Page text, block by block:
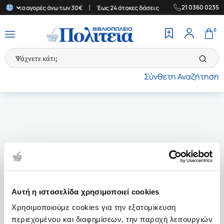
Αυτή η ιστοσελίδα χρησιμοποιεί cookies
Χρησιμοποιούμε cookies για την εξατομίκευση
περιεχομένου και διαφημίσεων, την παροχή λειτουργιών
για αγορές άνω των 30€ Έως 24 άτοκες δόσεις | Δωρεάν
21 0360 0235
Σύνθετη Αναζήτηση
0